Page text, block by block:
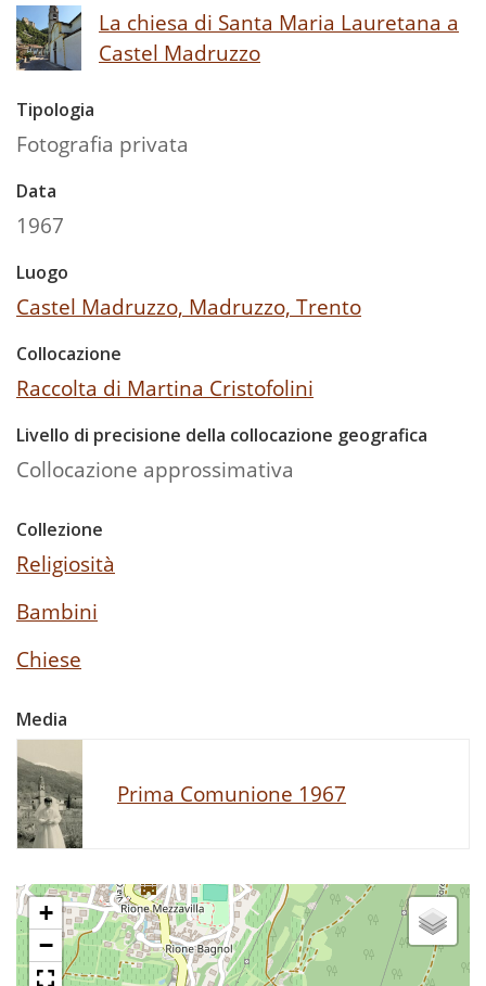
La chiesa di Santa Maria Lauretana a
Castel Madruzzo
Tipologia
Fotografia privata
Data
1967
Luogo
Castel Madruzzo, Madruzzo, Trento
Collocazione
Raccolta di Martina Cristofolini
Livello di precisione della collocazione geografica
Collocazione approssimativa
Collezione
Religiosità
Bambini
Chiese
Media
Prima Comunione 1967
+
−